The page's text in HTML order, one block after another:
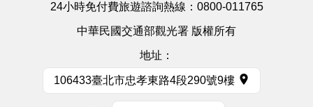
24小時免付費旅遊諮詢熱線： 0800-011765
中華民國交通部觀光署 版權所有
地址：
106433臺北市忠孝東路4段290號9樓